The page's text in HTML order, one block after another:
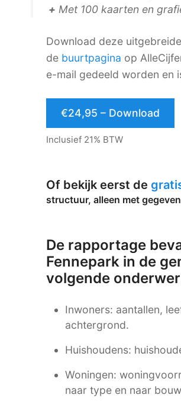
+ Met 100 kaarten en
Download deze
de buurtpagina op
e-mail gedeeld worden en
€24,95 – Download
Inclusief 21% BTW
Of bekijk eerst de
structuur, alleen met
De rapportage
Fennepark in de
volgende
Inwoners: aantallen,
achtergrond.
Huishoudens:
Woningen:
naar type en naar